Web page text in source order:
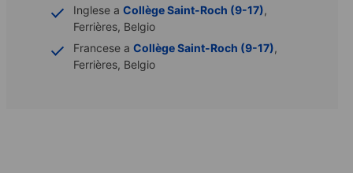
Inglese a Collège Saint-Roch (9-17),
Ferrières, Belgio
Francese a Collège Saint-Roch (9-17),
Ferrières, Belgio